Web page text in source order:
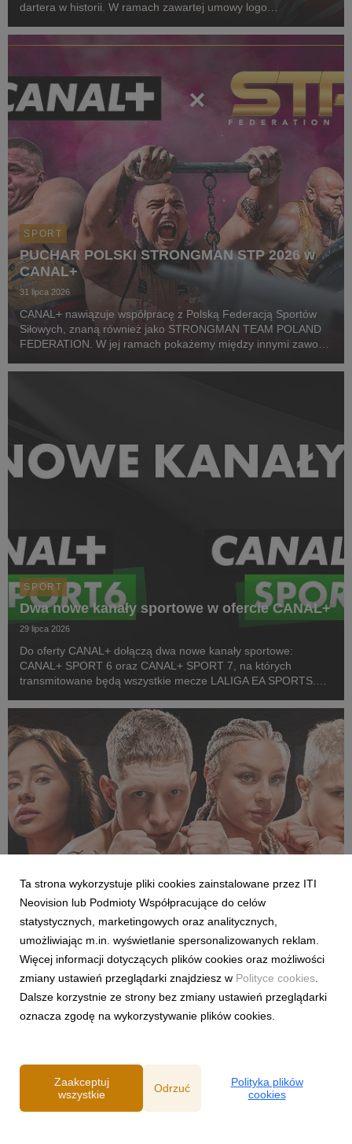
dartera w historii. W ramach zawartej umowy logo
startowych naszego zawodnika podczas
SPORT
PUCHAR POLSKI STRONGMAN STP 2026 w
CANAL+
31 lipca 2026
CANAL+ nawiązuje współpracę z Polską Federacją Sportów
Siłowych, znaną również jako STRONGMAN TEAM POLAND
FEDERATION. W jej ramach pokażemy między innymi zawody
Pierwszym wydarzeniem prezentowanym w CANAL+ SPORT 5
SPORT
Dwa nowe kanały sportowe w ofercie CANAL+
29 lipca 2026
Do oferty CANAL+ dołączą dwa nowe kanały sportowe:
CANAL+ SPORT 6 oraz CANAL+ SPORT 7, na których
transmitowane będą wszystkie mecze LALIGA EA SPORTS.
pierwszej kolejki sezonu 2026/27 ligi hiszpańskiej, po formaln...
SPORT
Pełne walki półfinałowe „Projekt Fighter” już
w serwisie streamingowym CANAL+
29 lipca 2026
W serwisie streamingowym CANAL+ opublikowano dodatkowy,
bonusowy odcinek programu „Projekt Fighter”. Odpowiadając
na oczekiwania fanów MMA, CANAL+ udostępnił pełny
Ta strona wykorzystuje pliki cookies zainstalowane przez ITI
Neovision lub Podmioty Współpracujące do celów
statystycznych, marketingowych oraz analitycznych,
umożliwiając m.in. wyświetlanie spersonalizowanych reklam.
Więcej informacji dotyczących plików cookies oraz możliwości
zmiany ustawień przeglądarki znajdziesz w Polityce cookies
Dalsze korzystnie ze strony bez zmiany ustawień przeglądarki
oznacza zgodę na wykorzystywanie plików cookies.
Zaakceptuj
wszystkie
Odrzuć
Polityka plików
cookies